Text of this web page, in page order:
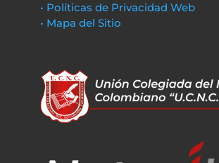
• Políticas de Privacidad Web
• Mapa del Sitio